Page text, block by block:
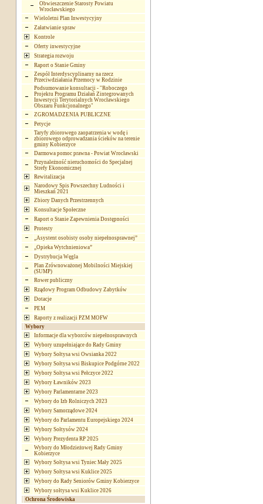
Obwieszczenie Starosty Powiatu
Wrocławskiego
Wieloletni Plan Inwestycyjny
Załatwianie spraw
Kontrole
Oferty inwestycyjne
Strategia rozwoju
Raport o Stanie Gminy
Zespół Interdyscyplinarny na rzecz
Przeciwdziałania Przemocy w Rodzinie
Podsumowanie konsultacji - "Roboczego
Projektu Programu Działań Zintegrowanych
Inwestycji Terytorialnych Wrocławskiego
Obszaru Funkcjonalnego"
ZGROMADZENIA PUBLICZNE
Petycje
Taryfy zbiorowego zaopatrzenia w wodę i
zbiorowego odprowadzania ścieków na terenie
gminy Kobierzyce
Darmowa pomoc prawna - Powiat Wrocławski
Przynależność nieruchomości do Specjalnej
Strefy Ekonomicznej
Rewitalizacja
Narodowy Spis Powszechny Ludności i
Mieszkań 2021
Zbiory Danych Przestrzennych
Konsultacje Społeczne
Raport o Stanie Zapewnienia Dostępności
Protesty
„Asystent osobisty osoby niepełnosprawnej”
„Opieka Wytchnieniowa”
Dystrybucja Węgla
Plan Zrównoważonej Mobilności Miejskiej
(SUMP)
Rower publiczny
Rządowy Program Odbudowy Zabytków
Dotacje
PEM
Raporty z realizacji PZM MOFW
Wybory
Informacje dla wyborców niepełnosprawnych
Wybory uzupełniające do Rady Gminy
Wybory Sołtysa wsi Owsianka 2022
Wybory Sołtysa wsi Biskupice Podgórne 2022
Wybory Sołtysa wsi Pełczyce 2022
Wybory Ławników 2023
Wybory Parlamentarne 2023
Wybory do Izb Rolniczych 2023
Wybory Samorządowe 2024
Wybory do Parlamentu Europejskiego 2024
Wybory Sołtysów 2024
Wybory Prezydenta RP 2025
Wybory do Młodzieżowej Rady Gminy
Kobierzyce
Wybory Sołtysa wsi Tyniec Mały 2025
Wybory Sołtysa wsi Kuklice 2025
Wybory do Rady Seniorów Gminy Kobierzyce
Wybory sołtysa wsi Kuklice 2026
Ochrona Środowiska